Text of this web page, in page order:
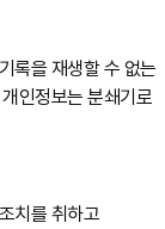
록을 재생할 수 없는
인정보는 분쇄기로
치를 취하고